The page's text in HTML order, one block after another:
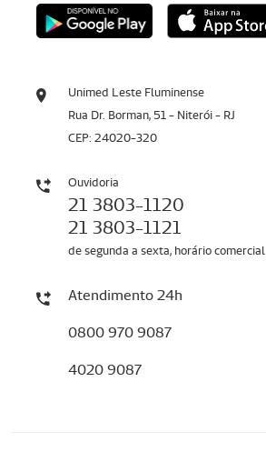
Unimed Leste Fluminense
Rua Dr. Borman, 51 - Niterói - RJ
CEP: 24020-320
Ouvidoria
21 3803-1120
21 3803-1121
de segunda a sexta, horário comercial
Atendimento 24h
0800 970 9087
4020 9087